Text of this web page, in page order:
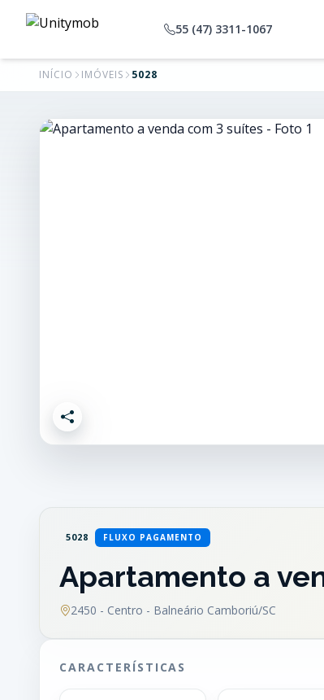
55 (47) 3311-1067
INÍCIO IMÓVEIS 5028
5028 FLUXO PAGAMENTO
Apartamento a
2450 - Centro - Balneário Camboriú/SC
CARACTERÍSTICAS